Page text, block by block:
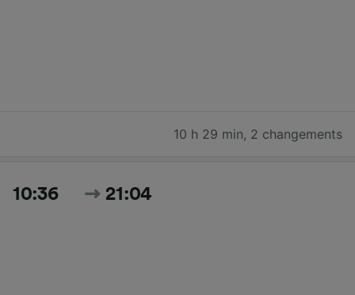
10 h 29 min, 2 changements
10:36 21:04